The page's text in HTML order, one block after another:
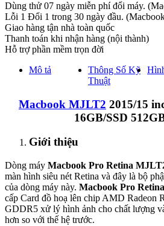
Dùng thử 07 ngày miễn phí đổi máy.
Lỗi 1 Đổi 1 trong 30 ngày đầu.
Giao hàng tận nhà toàn quốc
Thanh toán khi nhận hàng (nội thành)
Hỗ trợ phần mềm trọn đời
Mô tả
Thông Số Kỹ
Thuật
Macbook MJLT2 2015/15
16GB/SSD
Giới thiệu
Dòng máy Macbook Pro Retina
màn hình siêu nét Retina và đây là bộ
của dòng máy này. Macbook Pro
cấp Card đồ hoạ lên chip AMD Radeon
GDDR5 xử lý hình ảnh cho chất lượng
hơn so với thế hệ trước.